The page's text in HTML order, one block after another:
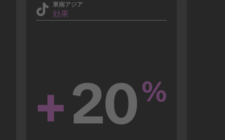
東南アジア
効果
+20%